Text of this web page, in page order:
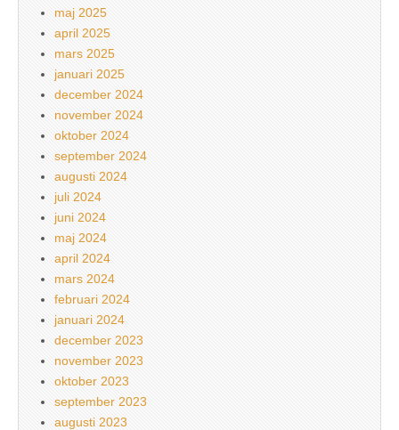
maj 2025
april 2025
mars 2025
januari 2025
december 2024
november 2024
oktober 2024
september 2024
augusti 2024
juli 2024
juni 2024
maj 2024
april 2024
mars 2024
februari 2024
januari 2024
december 2023
november 2023
oktober 2023
september 2023
augusti 2023